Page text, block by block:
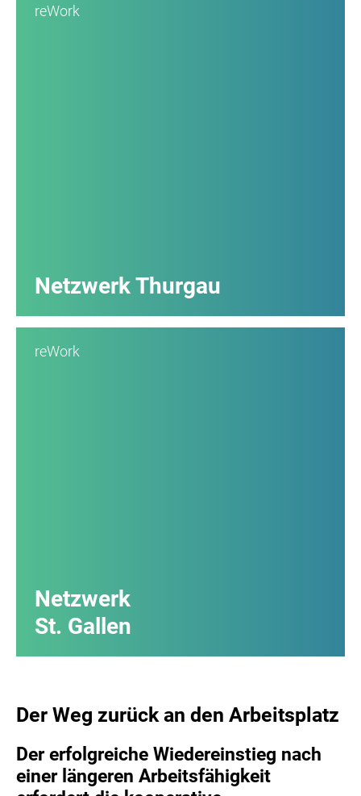
reWork
Netzwerk Thurgau
reWork
Netzwerk
St. Gallen
Der Weg zurück an den Arbeitsplatz
Der erfolgreiche Wiedereinstieg nach
einer längeren Arbeitsfähigkeit